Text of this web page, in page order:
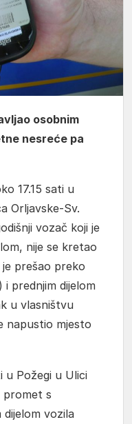
osobnim
nesreće pa
17.15 sati u
Orljavske-Sv.
vozač koji je
nije se kretao
prešao preko
prednjim dijelom
u vlasništvu
napustio mjesto
u Požegi u Ulici
promet s
dijelom vozila